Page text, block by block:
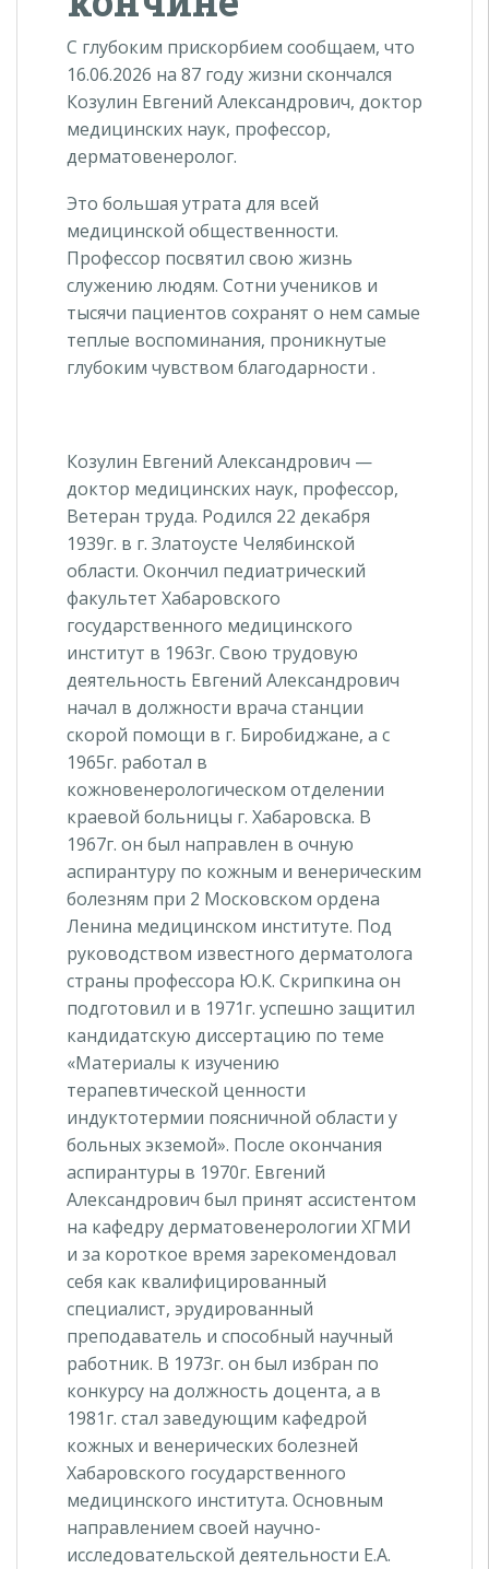
С глубоким прискорбием сообщаем, что
16.06.2026 на 87 году жизни скончался
Козулин Евгений Александрович, доктор
медицинских наук, профессор,
дерматовенеролог.
Это большая утрата для всей
медицинской общественности.
Профессор посвятил свою жизнь
служению людям. Сотни учеников и
тысячи пациентов сохранят о нем самые
теплые воспоминания, проникнутые
глубоким чувством благодарности .
Козулин Евгений Александрович —
доктор медицинских наук, профессор,
Ветеран труда. Родился 22 декабря
1939г. в г. Златоусте Челябинской
области. Окончил педиатрический
факультет Хабаровского
государственного медицинского
институт в 1963г. Свою трудовую
деятельность Евгений Александрович
начал в должности врача станции
скорой помощи в г. Биробиджане, а с
1965г. работал в
кожновенерологическом отделении
краевой больницы г. Хабаровска. В
1967г. он был направлен в очную
аспирантуру по кожным и венерическим
болезням при 2 Московском ордена
Ленина медицинском институте. Под
руководством известного дерматолога
страны профессора Ю.К. Скрипкина он
подготовил и в 1971г. успешно защитил
кандидатскую диссертацию по теме
«Материалы к изучению
терапевтической ценности
индуктотермии поясничной области у
больных экземой». После окончания
аспирантуры в 1970г. Евгений
Александрович был принят ассистентом
на кафедру дерматовенерологии ХГМИ
и за короткое время зарекомендовал
себя как квалифицированный
специалист, эрудированный
преподаватель и способный научный
работник. В 1973г. он был избран по
конкурсу на должность доцента, а в
1981г. стал заведующим кафедрой
кожных и венерических болезней
Хабаровского государственного
медицинского института. Основным
направлением своей научно-
исследовательской деятельности Е.А.